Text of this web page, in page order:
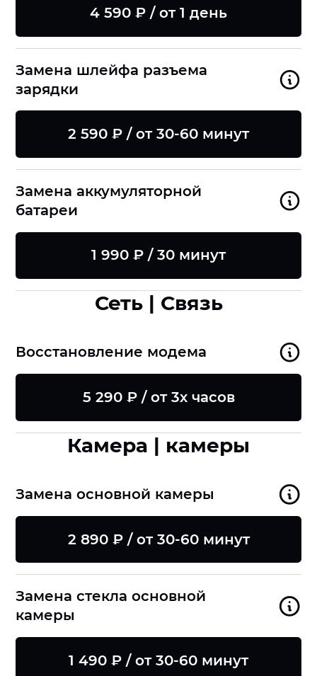
4 590 ₽ / от 1 день
Замена шлейфа разъема
зарядки
2 590 ₽ / от 30-60 минут
Замена аккумуляторной
батареи
1 990 ₽ / 30 минут
Сеть | Связь
Восстановление модема
5 290 ₽ / от 3х часов
Камера | камеры
Замена основной камеры
2 890 ₽ / от 30-60 минут
Замена стекла основной
камеры
1 490 ₽ / от 30-60 минут